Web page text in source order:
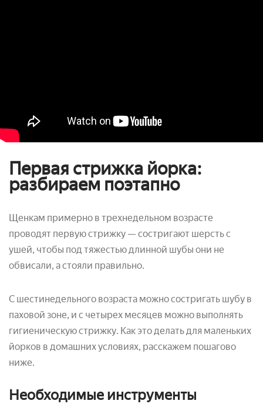
Первая стрижка йорка:
разбираем поэтапно
Щенкам примерно в трехнедельном возрасте
проводят первую стрижку — состригают шерсть с
ушей, чтобы под тяжестью длинной шубы они не
обвисали, а стояли правильно.
С шестинедельного возраста можно состригать шубу в
паховой зоне, и с четырех месяцев можно выполнять
гигиеническую стрижку. Как это делать для маленьких
йорков в домашних условиях, расскажем пошагово
ниже.
Необходимые инструменты